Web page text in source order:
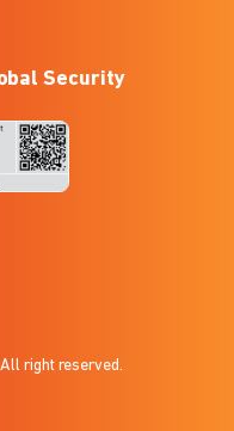
Security
right reserved.